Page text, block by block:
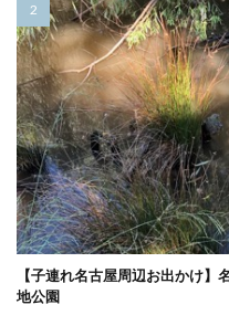
【子連れ名古屋周辺お出かけ
地公園